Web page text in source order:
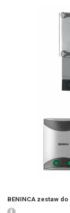
BENINCA zestaw